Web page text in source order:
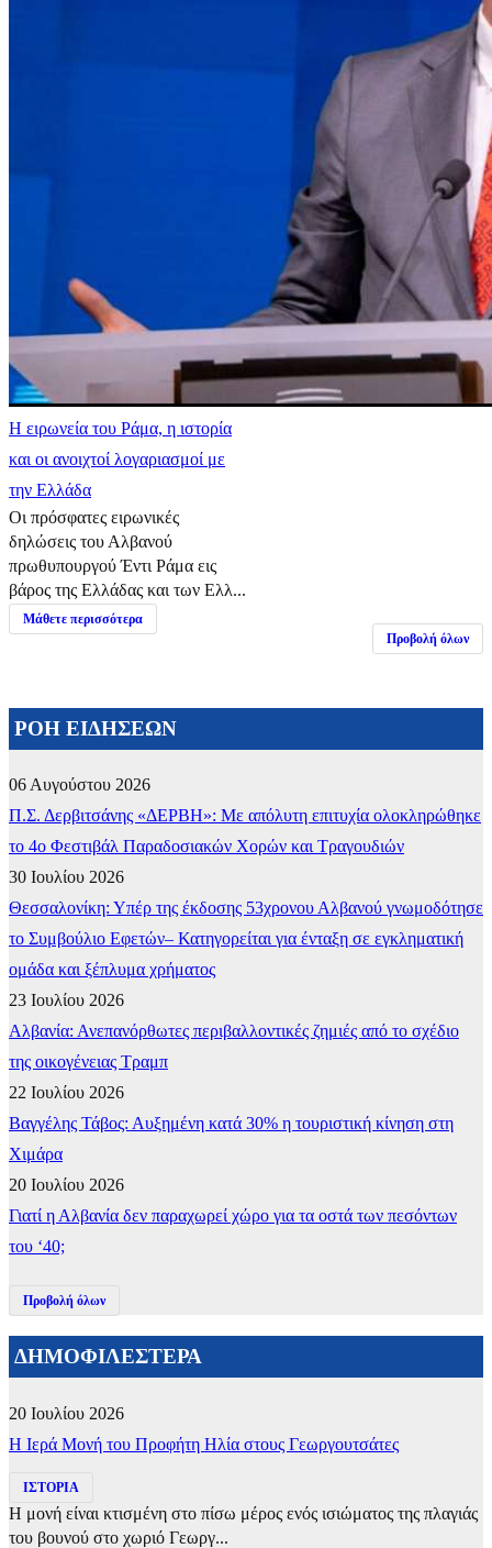
Η ειρωνεία του Ράμα, η ιστορία
και οι ανοιχτοί λογαριασμοί με
την Ελλάδα
Οι πρόσφατες ειρωνικές
δηλώσεις του Αλβανού
πρωθυπουργού Έντι Ράμα εις
βάρος της Ελλάδας και των Ελλ...
Μάθετε περισσότερα
Προβολή όλων
ΡΟΗ ΕΙΔΗΣΕΩΝ
06 Αυγούστου 2026
Π.Σ. Δερβιτσάνης «ΔΕΡΒΗ»: Με απόλυτη επιτυχία ολοκληρώθηκε
το 4ο Φεστιβάλ Παραδοσιακών Χορών και Τραγουδιών
30 Ιουλίου 2026
Θεσσαλονίκη: Υπέρ της έκδοσης 53χρονου Αλβανού γνωμοδότησε
το Συμβούλιο Εφετών– Κατηγορείται για ένταξη σε εγκληματική
ομάδα και ξέπλυμα χρήματος
23 Ιουλίου 2026
Αλβανία: Ανεπανόρθωτες περιβαλλοντικές ζημιές από το σχέδιο
της οικογένειας Τραμπ
22 Ιουλίου 2026
Βαγγέλης Τάβος: Αυξημένη κατά 30% η τουριστική κίνηση στη
Χιμάρα
20 Ιουλίου 2026
Γιατί η Αλβανία δεν παραχωρεί χώρο για τα οστά των πεσόντων
του ‘40;
Προβολή όλων
ΔΗΜΟΦΙΛΕΣΤΕΡΑ
20 Ιουλίου 2026
​Η Ιερά Μονή του Προφήτη Ηλία στους Γεωργουτσάτες
ΙΣΤΟΡΙΑ
Η μονή είναι κτισμένη στο πίσω μέρος ενός ισιώματος της πλαγιάς
του βουνού στο χωριό Γεωργ...